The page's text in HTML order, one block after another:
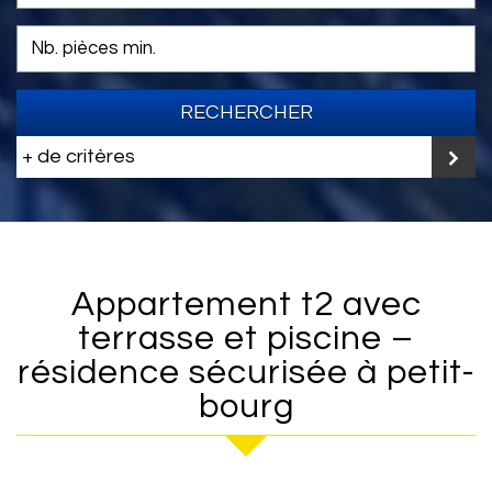
RECHERCHER
+ de critères
appartement t2 avec
terrasse et piscine –
résidence sécurisée à petit-
bourg